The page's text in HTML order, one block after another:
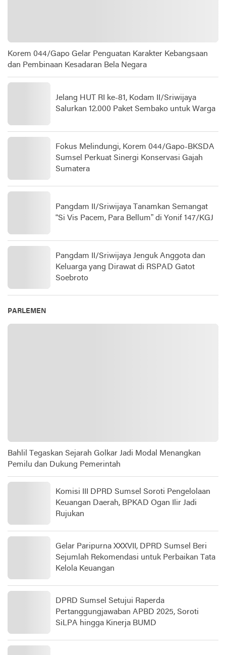
Korem 044/Gapo Gelar Penguatan Karakter Kebangsaan
dan Pembinaan Kesadaran Bela Negara
Jelang HUT RI ke-81, Kodam II/Sriwijaya
Salurkan 12.000 Paket Sembako untuk Warga
Fokus Melindungi, Korem 044/Gapo-BKSDA
Sumsel Perkuat Sinergi Konservasi Gajah
Sumatera
Pangdam II/Sriwijaya Tanamkan Semangat
“Si Vis Pacem, Para Bellum” di Yonif 147/KGJ
Pangdam II/Sriwijaya Jenguk Anggota dan
Keluarga yang Dirawat di RSPAD Gatot
Soebroto​
PARLEMEN
Bahlil Tegaskan Sejarah Golkar Jadi Modal Menangkan
Pemilu dan Dukung Pemerintah
Komisi III DPRD Sumsel Soroti Pengelolaan
Keuangan Daerah, BPKAD Ogan Ilir Jadi
Rujukan
Gelar Paripurna XXXVII, DPRD Sumsel Beri
Sejumlah Rekomendasi untuk Perbaikan Tata
Kelola Keuangan
DPRD Sumsel Setujui Raperda
Pertanggungjawaban APBD 2025, Soroti
SiLPA hingga Kinerja BUMD